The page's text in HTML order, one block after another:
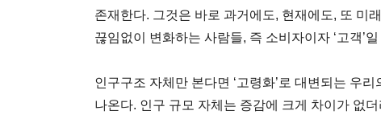
존재한다. 그것은 바로 과거에도, 현재에도, 또 미
끊임없이 변화하는 사람들, 즉 소비자이자 ‘고객’
인구구조 자체만 본다면 ‘고령화’로 대변되는 우
나온다. 인구 규모 자체는 증감에 크게 차이가 없